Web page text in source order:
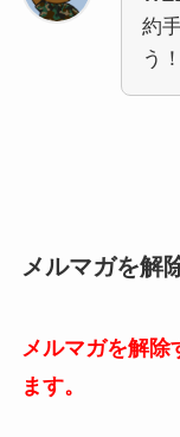
約
う！
メルマガを解
メルマガを解除
ます。